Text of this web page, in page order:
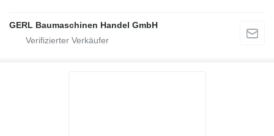
GERL Baumaschinen Handel GmbH